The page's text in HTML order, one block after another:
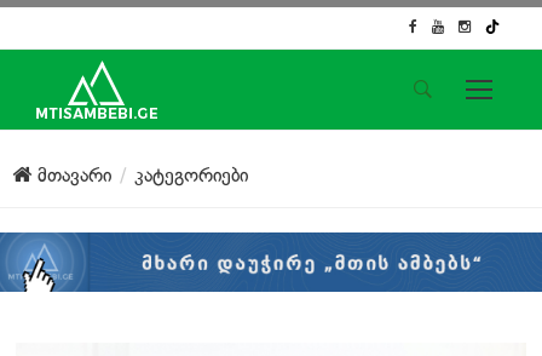
საიტის მენიუ
მთავარი
ქართული საქმე
მთავარი კატეგორიები